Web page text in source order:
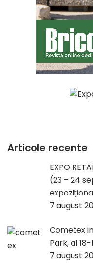
Articole recente
EXPO
(23 – 24
7 august
Cometex
Park, al
7 august